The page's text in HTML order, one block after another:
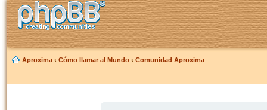
Aproxima ‹ Cómo llamar al Mundo ‹ Comunidad Aproxima